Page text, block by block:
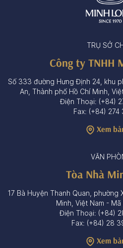
TRỤ SỞ
Công ty TNHH
Số 333 đường Hưng Định 24, khu
An, Thành phố Hồ Chí Minh,
Điện Thoại: (+84)
Fax: (+84) 274
Xem
VĂN
Tòa Nhà
17 Bà Huyện Thanh Quan, phường
Minh, Việt Nam - Mã
Điện Thoại: (+84)
Fax: (+84) 28
Xem